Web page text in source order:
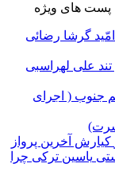
پست های ویژه
گرشا رضائی
علی لهراسبی
کیارش آخرین پرواز
یاسین ترکی چرا